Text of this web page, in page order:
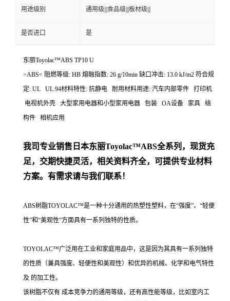
用途级别 通用级|||食品级|||板材级|||
是否进口 是
东丽Toyolac™ABS TP10 U
>ABS< 阻燃等级: HB 熔融指数: 26 g/10min 缺口冲击: 13.0 kJ/m2 符合规
定: UL UL 94材料特性: 抗静电 耐用材料用途: 汽车内部零件 打印机
电视机外壳 大型家用电器和小型家用电器 包装 OA设备 家具 结
构件 相机应用
我司专业销售日本东丽Toyolac™ABS全系列，现货充
足，交期快捷灵活，相关资料齐全，可提供专业材料
方案。有需求请与我们联系！
ABS树脂TOYOLAC™是一种十分通用的热塑性塑料，在“强度”、“轻便
性”和“美观性”方面具有一系列独特的性质。
TOYOLAC™广泛用在工业和家庭用品中，这是因为其具有一系列独特
的性质（兼具强度、轻便性和美观性）和优异的机械、化学和电气特性
及 的加工性。
该树脂不仅有 成本竞争力的通用等级，还有高性能等级，比如室内工